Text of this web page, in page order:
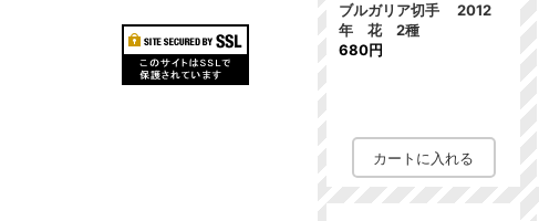
ブルガリア切手 2012
年 花 2種
680円